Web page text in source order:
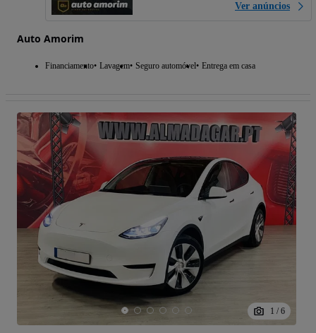
Ver anúncios
Auto Amorim
Financiamento Lavagem Seguro automóvel Entrega em casa
1 / 6